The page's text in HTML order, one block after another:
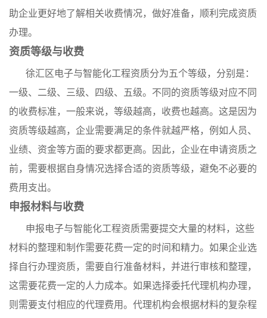
助企业更好地了解相关收费情况，做好准备，顺利完成资质
办理。
资质等级与收费
徐汇区电子与智能化工程资质分为五个等级，分别是：
一级、二级、三级、四级、五级。不同的资质等级对应不同
的收费标准，一般来说，等级越高，收费也越高。这是因为
资质等级越高，企业需要满足的条件就越严格，例如人员、
业绩、资金等方面的要求都更高。因此，企业在申请资质之
前，需要根据自身情况选择合适的资质等级，避免不必要的
费用支出。
申报材料与收费
申报电子与智能化工程资质需要提交大量的材料，这些
材料的整理和制作需要花费一定的时间和精力。如果企业选
择自行办理资质，需要自行准备材料，并进行审核和整理，
这需要花费一定的人力成本。如果选择委托代理机构办理，
则需要支付相应的代理费用。代理机构会根据材料的复杂程